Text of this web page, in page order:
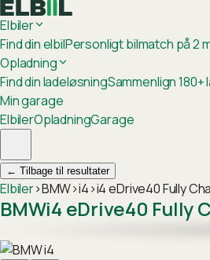
Elbiler
Find din elbilPersonligt bilmatch på 2
Opladning
Find din ladeløsningSammenlign
Min garage
ElbilerOpladningGarage
← Tilbage til resultater
Elbiler›BMW›i4›i4 eDrive40 Fully
BMWi4 eDrive40 Fully